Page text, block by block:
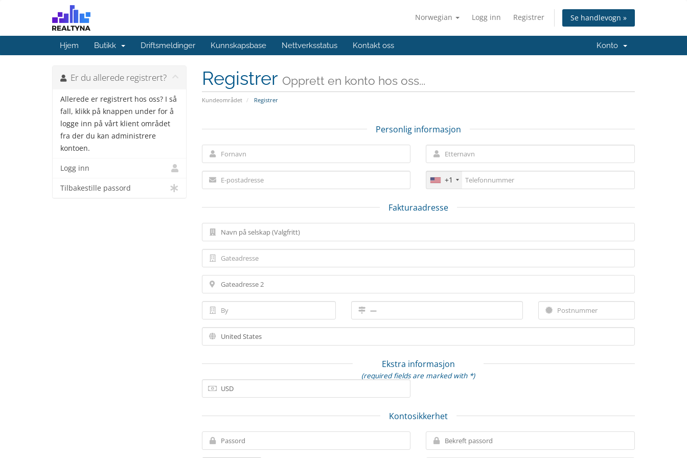
Norwegian Logg inn Registrer Se handlevogn »
Hjem Butikk Driftsmeldinger Kunnskapsbase Nettverksstatus Kontakt oss Konto
Registrer Opprett en konto hos oss...
Kundeområdet Registrer
Er du allerede registrert?
Allerede er registrert hos oss? I så
fall, klikk på knappen under for å
logge inn på vårt klient området
fra der du kan administrere
kontoen.
Logg inn
Tilbakestille passord
Personlig informasjon
+1
Fakturaadresse
Ekstra informasjon
(required fields are marked with *)
Kontosikkerhet